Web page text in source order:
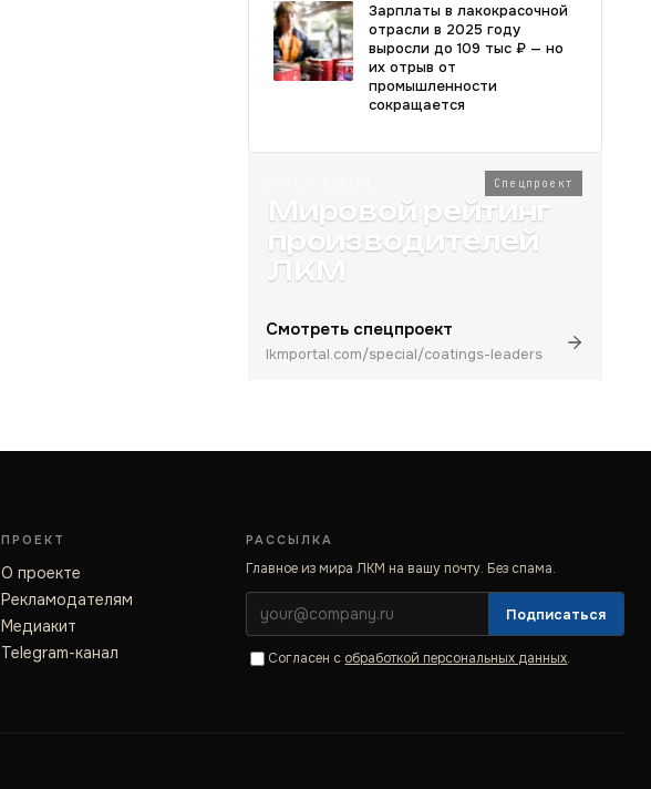
Зарплаты в лакокрасочной
отрасли в 2025 году
выросли до 109 тыс ₽ — но
их отрыв от
промышленности
сокращается
Спецпроект
Мировой рейтинг
производителей
ЛКМ
Смотреть спецпроект
lkmportal.com/special/coatings-leaders
ПРОЕКТ
О проекте
Рекламодателям
Медиакит
Telegram-канал
РАССЫЛКА
Главное из мира ЛКМ на вашу почту. Без спама.
Подписаться
Согласен с обработкой персональных данных.